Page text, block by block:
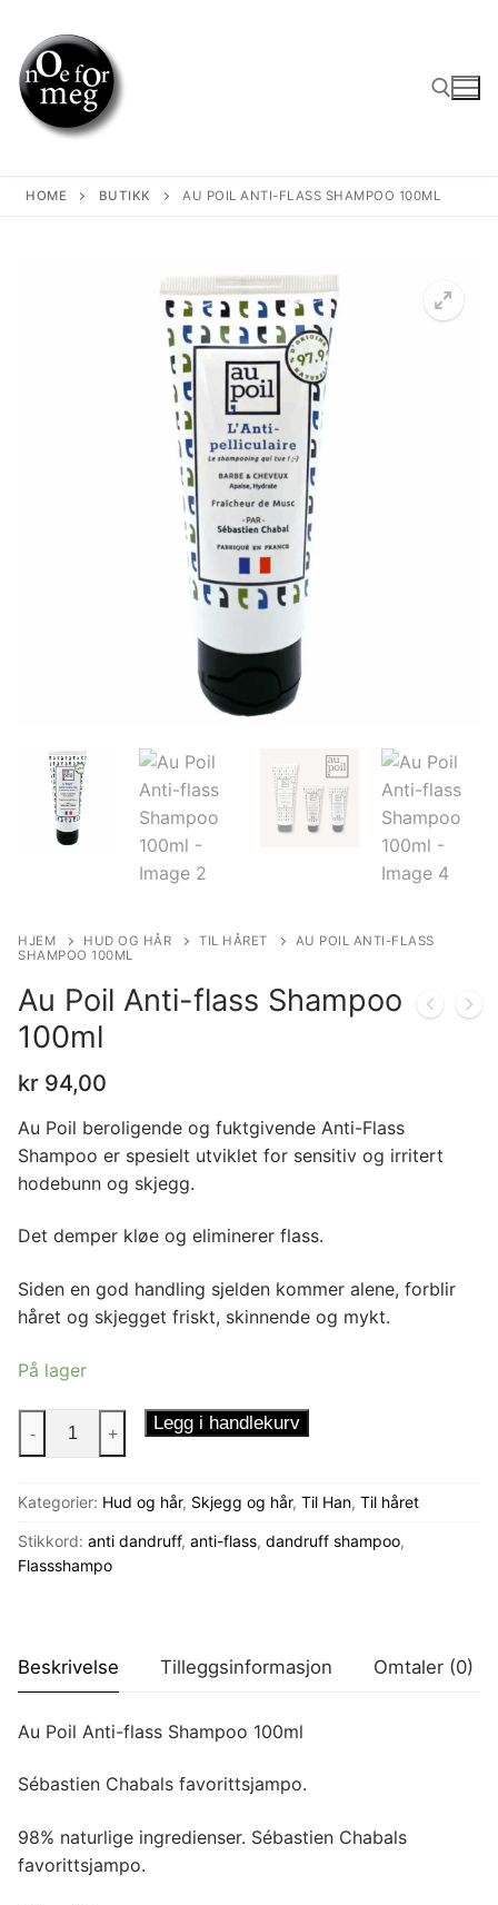
content
HOME BUTIKK AU POIL ANTI-FLASS SHAMPOO 100ML
HJEM HUD OG HÅR TIL HÅRET
AU POIL ANTI-FLASS
SHAMPOO 100ML
Au Poil Anti-flass Shampoo
100ml
kr 94,00
Au Poil beroligende og fuktgivende Anti-Flass
Shampoo er spesielt utviklet for sensitiv og irritert
hodebunn og skjegg.
Det demper kløe og eliminerer flass.
Siden en god handling sjelden kommer alene, forblir
håret og skjegget friskt, skinnende og mykt.
På lager
Poil
flass
Shampoo
100ml
- + Legg i handlekurv
Kategorier: Hud og hår, Skjegg og hår, Til Han, Til håret
Stikkord: anti dandruff, anti-flass, dandruff shampoo,
Flassshampo
Beskrivelse Tilleggsinformasjon Omtaler (0)
Au Poil Anti-flass Shampoo 100ml
Sébastien Chabals favorittsjampo.
98% naturlige ingredienser. Sébastien Chabals
favorittsjampo.